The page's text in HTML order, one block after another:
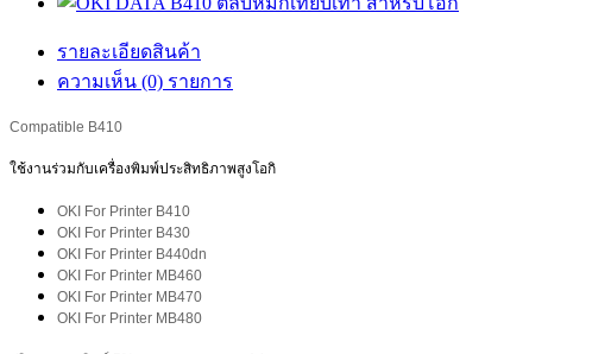
รายละเอียดสินค้า
ความเห็น (0) รายการ
Compatible B410
ใช้งานร่วมกับเครื่องพิมพ์ประสิทธิภาพสูงโอกิ
OKI For Printer B410
OKI For Printer B430
OKI For Printer B440dn
OKI For Printer MB460
OKI For Printer MB470
OKI For Printer MB480